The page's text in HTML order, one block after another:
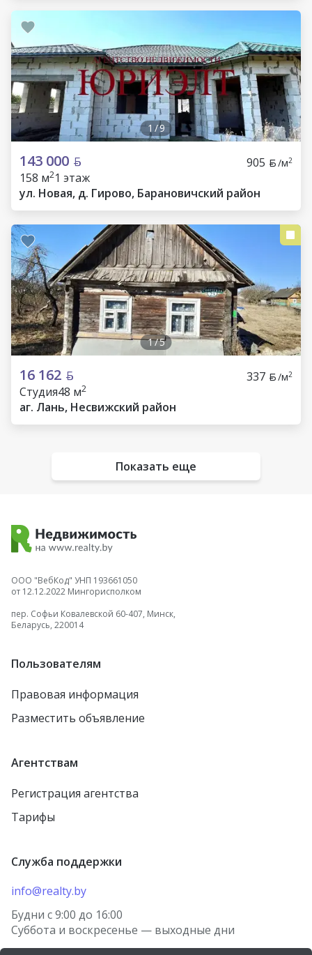
1 /9
143 000 905 /м2
158 м21 этаж
ул. Новая, д. Гирово, Барановичский район
1/5
16 162 337 /м2
Студия48 м2
аг. Лань, Несвижский район
Показать еще
ООО "ВебКод" УНП 193661050
от 12.12.2022 Мингорисполком
пер. Софьи Ковалевской 60-407, Минск,
Беларусь, 220014
Пользователям
Правовая информация
Разместить объявление
Агентствам
Регистрация агентства
Тарифы
Служба поддержки
info@realty.by
Будни с 9:00 до 16:00
Суббота и воскресенье — выходные дни